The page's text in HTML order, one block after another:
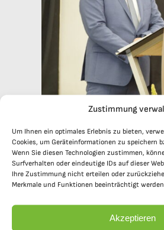
Zustimmung
Um Ihnen ein optimales Erlebnis zu bieten,
Cookies, um Geräteinformationen zu speichern
Wenn Sie diesen Technologien zustimmen,
Surfverhalten oder eindeutige IDs auf dieser
Ihre Zustimmung nicht erteilen oder
Merkmale und Funktionen beeinträchtigt
Akzeptieren
Begrüßungsrede des
Oberstufenkoordinators